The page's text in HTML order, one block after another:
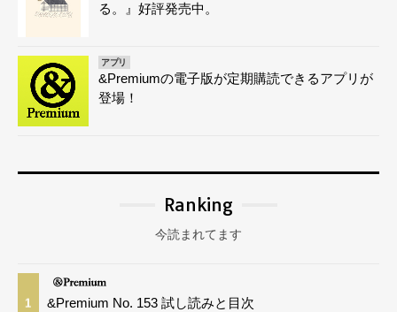
る。』好評発売中。
アプリ
&Premiumの電子版が定期購読できるアプリが
登場！
Ranking
今読まれてます
1 &Premium No. 153 試し読みと目次